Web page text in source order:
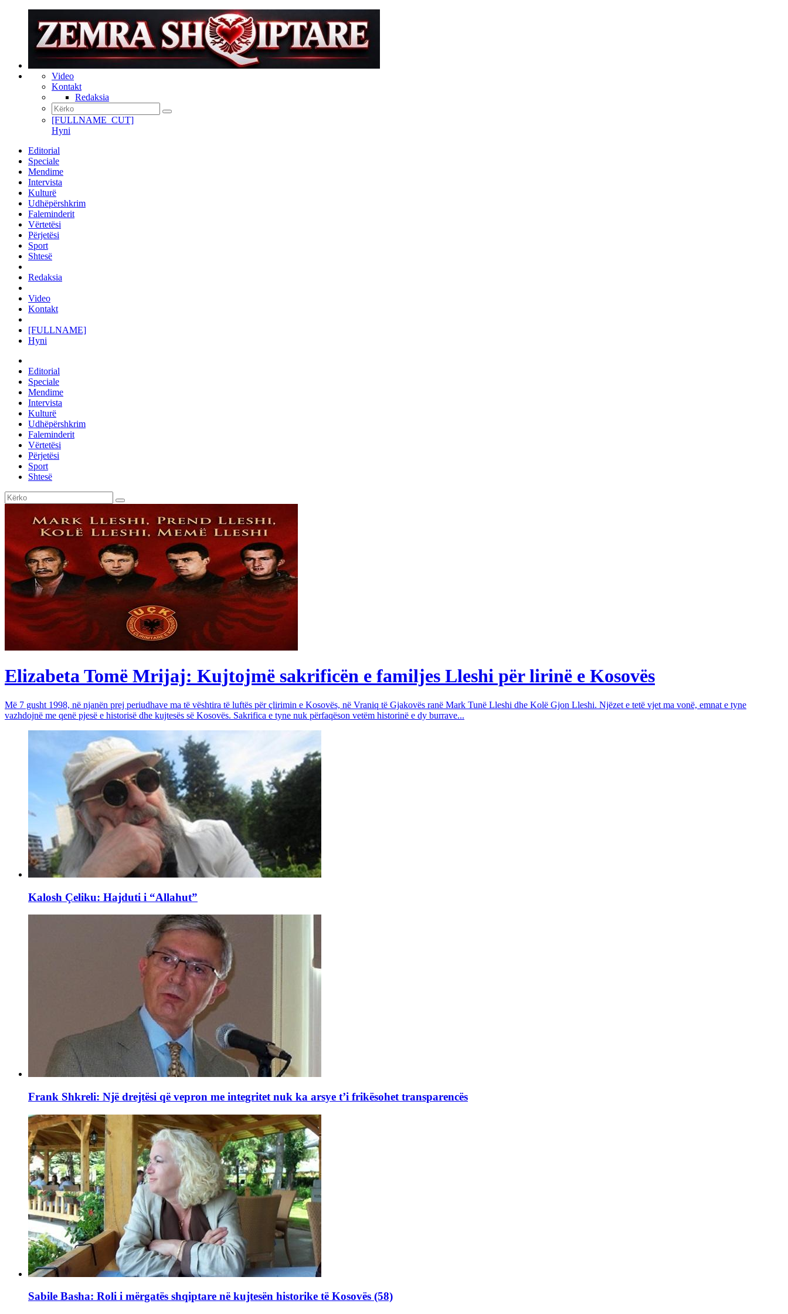
Video
Kontakt
Redaksia
[FULLNAME_CUT]
Hyni
Editorial
Speciale
Mendime
Intervista
Kulturë
Udhëpërshkrim
Faleminderit
Vërtetësi
Përjetësi
Sport
Shtesë
Redaksia
Video
Kontakt
[FULLNAME]
Hyni
Editorial
Speciale
Mendime
Intervista
Kulturë
Udhëpërshkrim
Faleminderit
Vërtetësi
Përjetësi
Sport
Shtesë
Elizabeta Tomë Mrijaj: Kujtojmë sakrificën e familjes Lleshi për lirinë e Kosovës
Më 7 gusht 1998, në njanën prej periudhave ma të vështira të luftës për çlirimin e Kosovës, në Vraniq të Gjakovës ranë Mark Tunë Lleshi dhe Kolë Gjon Lleshi. Njëzet e tetë vjet ma vonë, emnat e tyne
vazhdojnë me qenë pjesë e historisë dhe kujtesës së Kosovës. Sakrifica e tyne nuk përfaqëson vetëm historinë e dy burrave...
Kalosh Çeliku: Hajduti i “Allahut”
Frank Shkreli: Një drejtësi që vepron me integritet nuk ka arsye t’i frikësohet transparencës
Sabile Basha: Roli i mërgatës shqiptare në kujtesën historike të Kosovës (58)